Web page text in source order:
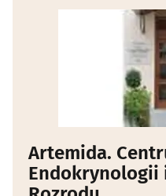
Artemida.
Endokrynologii